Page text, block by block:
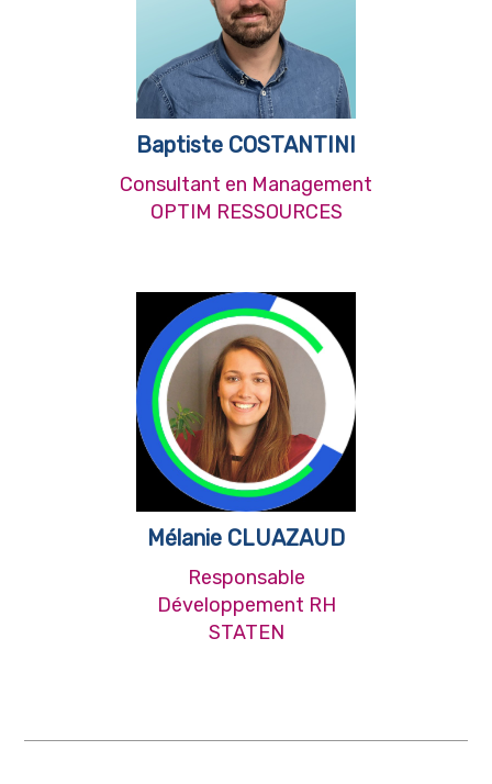
Baptiste COSTANTINI
Consultant en Management
OPTIM RESSOURCES
Mélanie CLUAZAUD
Responsable
Développement RH
STATEN